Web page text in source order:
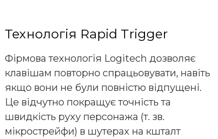
Технологія Rapid Trigger
Фірмова технологія Logitech дозволяє
клавішам повторно спрацьовувати, навіть
якщо вони не були повністю відпущені.
Це відчутно покращує точність та
швидкість руху персонажа (т. зв.
мікрострейфи) в шутерах на кшталт